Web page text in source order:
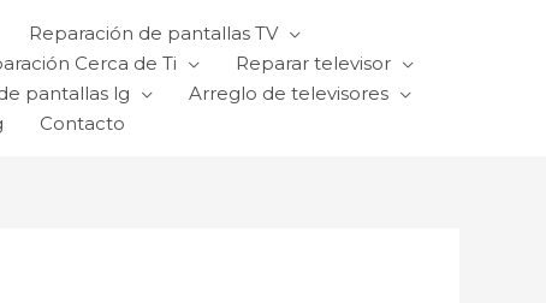
Reparación de pantallas TV
Cerca de Ti
Reparar televisor
pantallas lg
Arreglo de televisores
Contacto